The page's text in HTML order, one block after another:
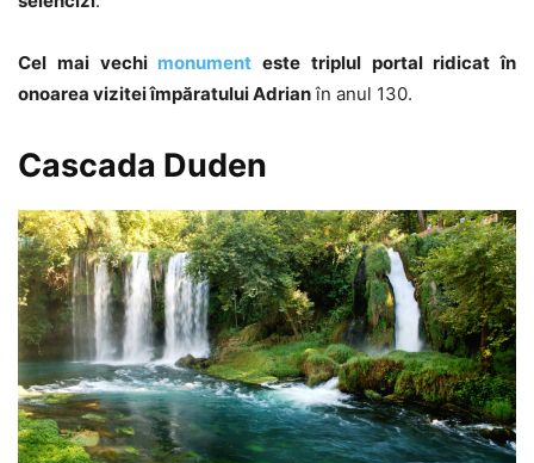
Cel mai vechi monument este triplul portal ridicat în
onoarea vizitei împăratului Adrianîn anul 130.
Cascada Duden